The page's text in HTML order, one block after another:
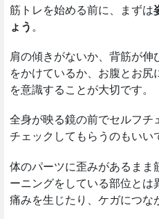
筋トレを始める前に、まずは
ょう 。
肩の傾きがないか、背筋が
をかけているか、お腹とお
を意識することが大切です。
全身が映る鏡の前でセルフチ
チェックしてもらうのもいい
体のパーツに歪みがあるまま
ーニングをしている部位とは
痛みを生じたり、ケガにつな